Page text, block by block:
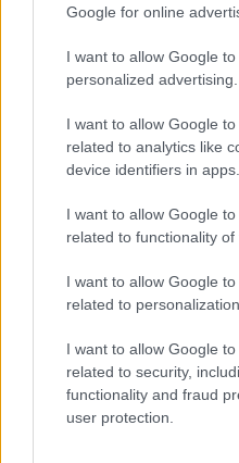
Google for online
I want to allow Google
personalized advertising.
I want to allow Google
related to analytics like
device identifiers in apps.
I want to allow Google
related to functionality of
I want to allow Google
related to personalization.
I want to allow Google
related to security,
functionality and fraud
user protection.
ΠΕΡΙΣΣΟΤΕΡΑ ΒΙΝΤΕΟ